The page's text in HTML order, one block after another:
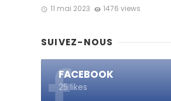
11 mai 2023 1476 views
SUIVEZ-NOUS
FACEBOOK
25 likes